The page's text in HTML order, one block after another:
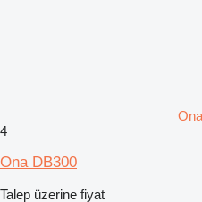
4
Ona DB300
Talep üzerine fiyat